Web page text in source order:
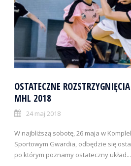
OSTATECZNE
MHL 2018
24 maj 2018
W najbliższą sobotę, 26 maja w
Sportowym Gwardia, odbędzie się
po którym poznamy ostateczny układ...